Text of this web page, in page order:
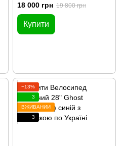
18 000 грн 19 800 грн
Купити
−13%
3
ВЖИВАНИЙ
3